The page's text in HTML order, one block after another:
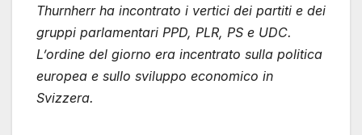
Thurnherr ha incontrato i vertici dei partiti e dei
gruppi parlamentari PPD, PLR, PS e UDC.
L’ordine del giorno era incentrato sulla politica
europea e sullo sviluppo economico in
Svizzera.